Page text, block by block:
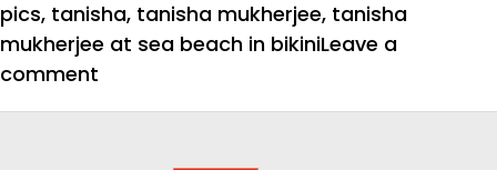
pics, tanisha, tanisha mukherjee, tanisha
mukherjee at sea beach in bikiniLeave a
comment